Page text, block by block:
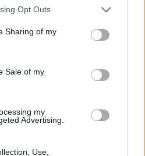
app uses one or more Google
behaviour. You may click to
and its third-party tags to
purposes in below Google
Opt Outs
Sharing of my
Sale of my
my
Advertising.
Use,
kvinner
menn
kvinner og menn